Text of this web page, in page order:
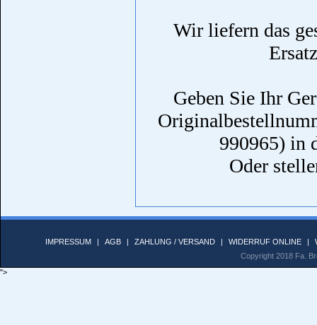
Wir liefern das
Geben Sie Ihr
990965) in
Oder
IMPRESSUM | AGB | ZAHLUNG / VERSAND | WIDERRUF ONLINE |
Copyright 2018 Fa.
">